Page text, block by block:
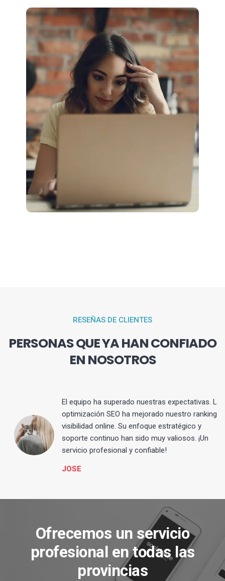
RESEÑAS DE CLIENTES
PERSONAS QUE YA HAN CONFIADO
EN NOSOTROS
El equipo ha superado nuestras expectativas. La
optimización SEO ha mejorado nuestro ranking y
visibilidad online. Su enfoque estratégico y
soporte continuo han sido muy valiosos. ¡Un
servicio profesional y confiable!
JOSE
Ofrecemos un servicio
profesional en todas las
provincias